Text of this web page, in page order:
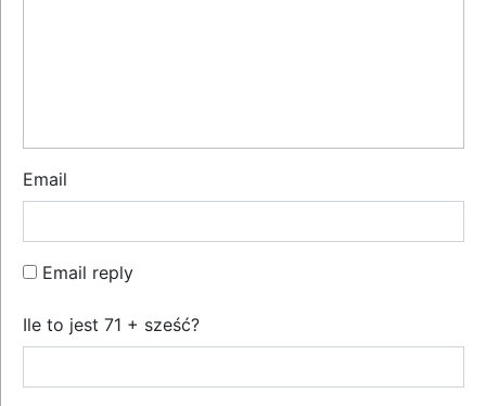
Email
Email reply
Ile to jest 71 + sześć?